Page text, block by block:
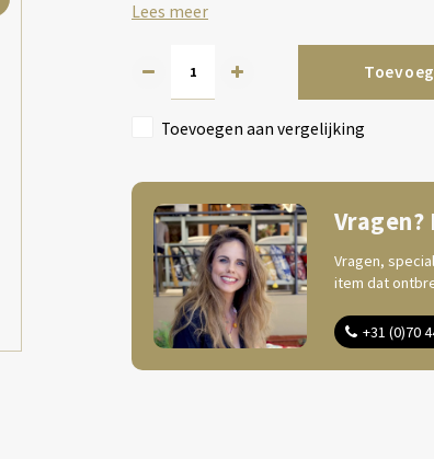
Lees meer
Toevoegen aan vergelijking
Vragen,
item dat
+31 (0)70